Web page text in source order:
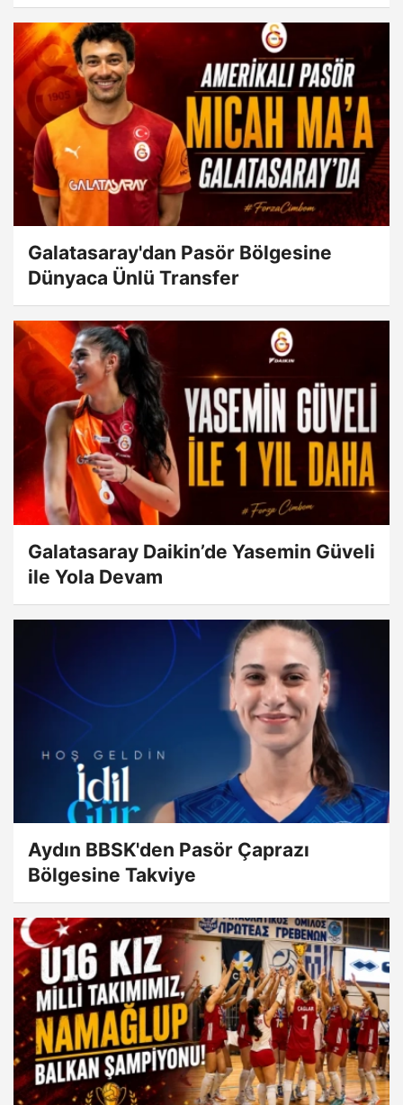
Galatasaray'dan Pasör Bölgesine
Dünyaca Ünlü Transfer
Galatasaray Daikin’de Yasemin Güveli
ile Yola Devam
Aydın BBSK'den Pasör Çaprazı
Bölgesine Takviye